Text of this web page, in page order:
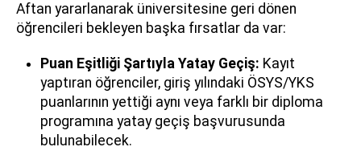
Aftan yararlanarak üniversitesine geri dönen
öğrencileri bekleyen başka fırsatlar da var:
Puan Eşitliği Şartıyla Yatay Geçiş: Kayıt
yaptıran öğrenciler, giriş yılındaki ÖSYS/YKS
puanlarının yettiği aynı veya farklı bir diploma
programına yatay geçiş başvurusunda
bulunabilecek.